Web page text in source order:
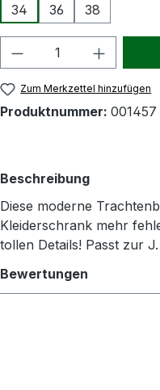
34
36 38
Produkt Anzahl:
Zum Merkzettel hinzufügen
Produktnummer: 001457
Beschreibung
Diese moderne
Kleiderschrank mehr
tollen Details! Passt zur
Bewertungen